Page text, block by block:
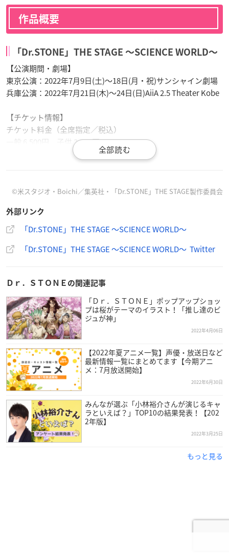
作品概要
「Dr.STONE」THE STAGE 〜SCIENCE WORLD〜
【公演期間・劇場】
東京公演：2022年7月9日(土)～18日(月・祝)サンシャイン劇場
兵庫公演：2022年7月21日(木)～24日(日)AiiA 2.5 Theater Kobe
【チケット情報】
チケット料金（全席指定／税込）
一般 6,500円 子供 3,500円
※3歳未満入場不可（満3歳以上は1人につき1枚チケット必要）
原作：稲垣理一郎・Boichi「Dr.STONE」（集英社ジャンプ コ
ミックス刊）
演出：伊藤マサミ(進戯団 夢命クラシックス)
科学監修・指導：市岡元気（GENKI LABO）
【キャスト】
千空：木津つばさ
大木大樹：岩城直弥
小川杠：西葉瑞希
コハク：永利優妃
クロム：田村升吾
金狼：長塚拓海
銀狼：田口司
スイカ：石田結彩（Wキャスト）
スイカ：三浦あかり（Wキャスト）
あさぎりゲン：大隅勇太
獅子王司：宇野結也
サイエンスボーイズ＆ガールズ：宮本親臣、ASUKA、渡邊彩
©米スタジオ・Boichi／集英社・「Dr.STONE」THE STAGE製作委員会
外部リンク
「Dr.STONE」THE STAGE 〜SCIENCE WORLD〜
「Dr.STONE」THE STAGE 〜SCIENCE WORLD〜 Twitter
Ｄｒ．ＳＴＯＮＥの関連記事
「Ｄｒ．ＳＴＯＮＥ」ポップアップショッ
プは桜がテーマのイラスト！「推し達のビ
ジュが神」
2022年4月06日
【2022年夏アニメ一覧】声優・放送日など
最新情報一覧にまとめてます【今期アニ
メ：7月放送開始】
2022年6月30日
みんなが選ぶ「小林裕介さんが演じるキャ
ラといえば？」TOP10の結果発表！【202
2年版】
2022年3月25日
もっと見る